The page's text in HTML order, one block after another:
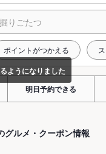
りごたつ
ポイントがつかえる
明日予約できる
グルメ・クーポン情報